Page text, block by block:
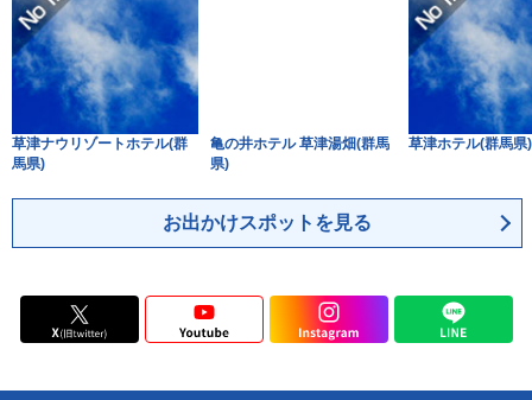
草津ナウリゾートホテル(群
馬県)
亀の井ホテル 草津湯畑(群馬
県)
草津ホテル(群馬県)
お出かけスポットを見る